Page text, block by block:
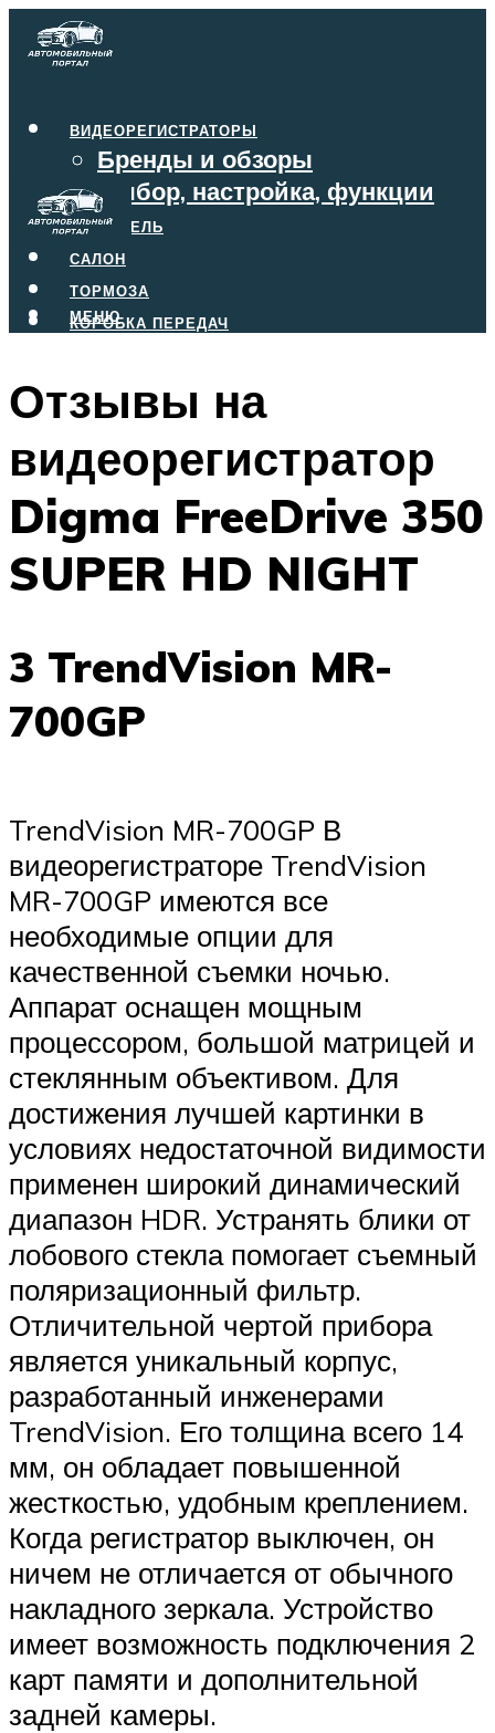
ВИДЕОРЕГИСТРАТОРЫ
Бренды и обзоры
Выбор, настройка, функции
ДВИГАТЕЛЬ
САЛОН
ТОРМОЗА
КОРОБКА ПЕРЕДАЧ
МЕНЮ
МЕНЮ
Отзывы на
видеорегистратор
Digma FreeDrive 350
SUPER HD NIGHT
3 TrendVision MR-
700GP
TrendVision MR-700GP В
видеорегистраторе TrendVision
MR-700GP имеются все
необходимые опции для
качественной съемки ночью.
Аппарат оснащен мощным
процессором, большой матрицей и
стеклянным объективом. Для
достижения лучшей картинки в
условиях недостаточной видимости
применен широкий динамический
диапазон HDR. Устранять блики от
лобового стекла помогает съемный
поляризационный фильтр.
Отличительной чертой прибора
является уникальный корпус,
разработанный инженерами
TrendVision. Его толщина всего 14
мм, он обладает повышенной
жесткостью, удобным креплением.
Когда регистратор выключен, он
ничем не отличается от обычного
накладного зеркала. Устройство
имеет возможность подключения 2
карт памяти и дополнительной
задней камеры.